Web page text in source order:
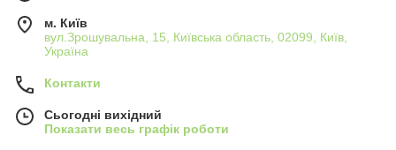
м. Київ
вул.Зрошувальна, 15, Київська область, 02099, Київ,
Україна
Контакти
Сьогодні вихідний
Показати весь графік роботи